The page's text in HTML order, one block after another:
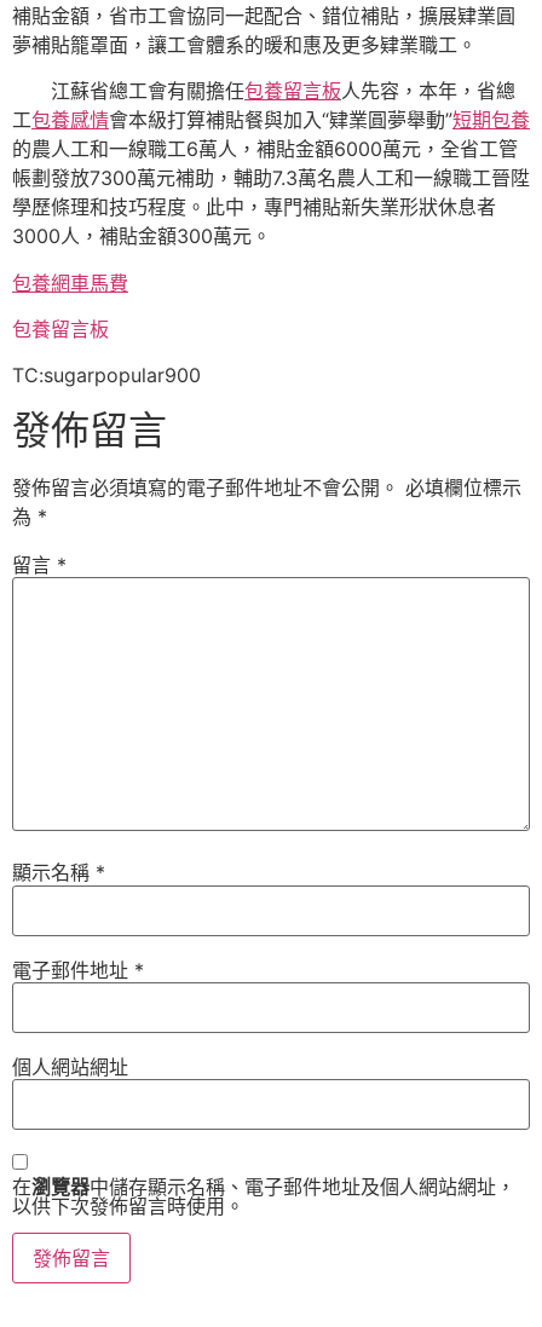
補貼金額，省市工會協同一起配合、錯位補貼，擴展肄業圓
夢補貼籠罩面，讓工會體系的暖和惠及更多肄業職工。
江蘇省總工會有關擔任包養留言板人先容，本年，省總
工包養感情會本級打算補貼餐與加入“肄業圓夢舉動”短期包養
的農人工和一線職工6萬人，補貼金額6000萬元，全省工管
帳劃發放7300萬元補助，輔助7.3萬名農人工和一線職工晉陞
學歷條理和技巧程度。此中，專門補貼新失業形狀休息者
3000人，補貼金額300萬元。
包養網車馬費
包養留言板
TC:sugarpopular900
發佈留言
發佈留言必須填寫的電子郵件地址不會公開。 必填欄位標示
為 *
留言 *
顯示名稱 *
電子郵件地址 *
個人網站網址
在瀏覽器中儲存顯示名稱、電子郵件地址及個人網站網址，
以供下次發佈留言時使用。